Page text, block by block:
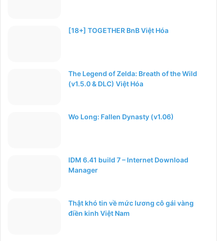
[18+] TOGETHER BnB Việt Hóa
The Legend of Zelda: Breath of the Wild
(v1.5.0 & DLC) Việt Hóa
Wo Long: Fallen Dynasty (v1.06)
IDM 6.41 build 7 – Internet Download
Manager
Thật khó tin về mức lương cô gái vàng
điền kinh Việt Nam